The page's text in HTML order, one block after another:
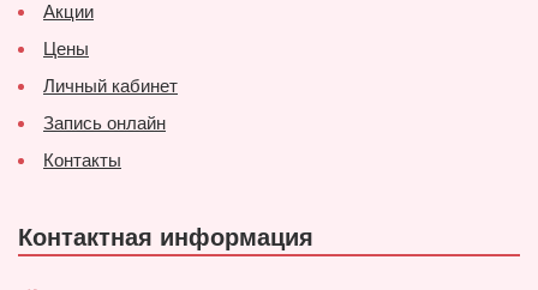
Акции
Цены
Личный кабинет
Запись онлайн
Контакты
Контактная информация